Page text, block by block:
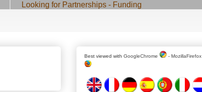
Looking for Partnerships - Funding
Best viewed with GoogleChrome - MozillaFirefox